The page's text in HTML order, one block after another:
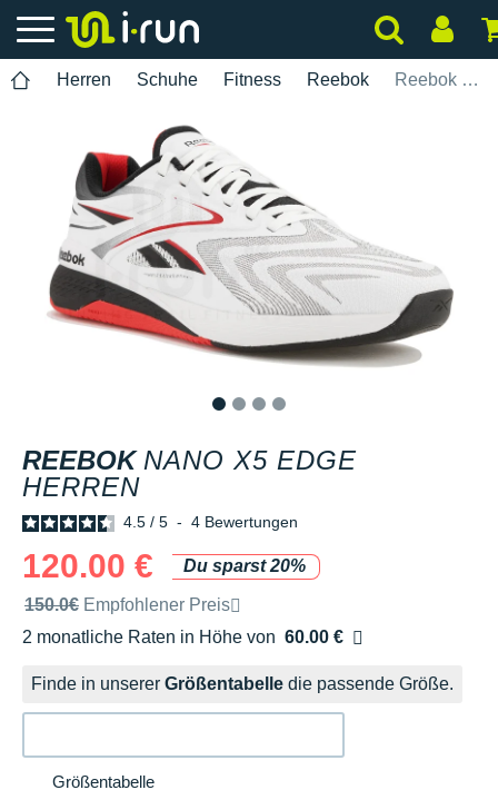
Herren Schuhe Fitness Reebok Reebok Nano X5 Edge Herren
REEBOK NANO X5 EDGE
HERREN
4.5 / 5 - 4 Bewertungen
120.00 €
Du sparst 20%
Unverbindliche Preisempfehlung der Marke
150.0€ Empfohlener Preis
2 monatliche Raten in Höhe von 60.00 €
Ohne Zusatzkosten
Finde in unserer Größentabelle die passende Größe.
Größentabelle